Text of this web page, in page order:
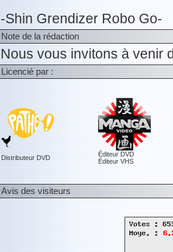
-Shin Grendizer Robo Go-
Note de la rédaction
Nous vous invitons à venir
Licencié par :
Distributeur DVD
Éditeur DVD
Éditeur VHS
Avis des visiteurs